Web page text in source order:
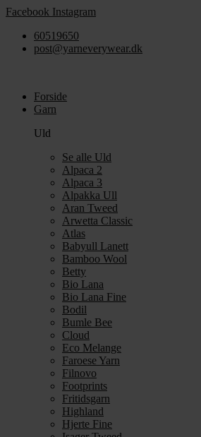
Videre
indhold
Facebook Instagram
60519650
post@yarneverywear.dk
Forside
Garn
Uld
Se alle Uld
Alpaca 2
Alpaca 3
Alpakka Ull
Aran Tweed
Arwetta Classic
Atlas
Babyull Lanett
Bamboo Wool
Betty
Bio Lana
Bio Lana Fine
Bodil
Bumle Bee
Cloud
Eco Melange
Faroese Yarn
Filnovo
Footprints
Fritidsgarn
Highland
Hjerte Fine